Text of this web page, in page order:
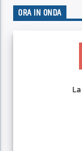
ORA IN ONDA